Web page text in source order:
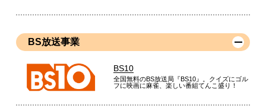
BS放送事業
BS10
全国無料のBS放送局『BS10』。クイズにゴル
フに映画に麻雀、楽しい番組てんこ盛り！